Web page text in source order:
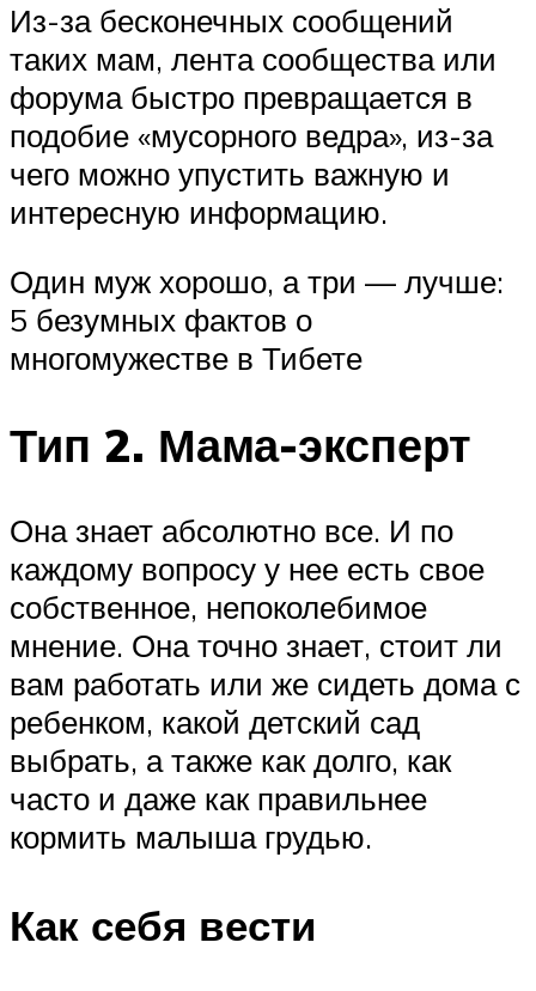
Из-за бесконечных сообщений
таких мам, лента сообщества или
форума быстро превращается в
подобие «мусорного ведра», из-за
чего можно упустить важную и
интересную информацию.
Один муж хорошо, а три — лучше:
5 безумных фактов о
многомужестве в Тибете
Тип 2. Мама-эксперт
Она знает абсолютно все. И по
каждому вопросу у нее есть свое
собственное, непоколебимое
мнение. Она точно знает, стоит ли
вам работать или же сидеть дома с
ребенком, какой детский сад
выбрать, а также как долго, как
часто и даже как правильнее
кормить малыша грудью.
Как себя вести